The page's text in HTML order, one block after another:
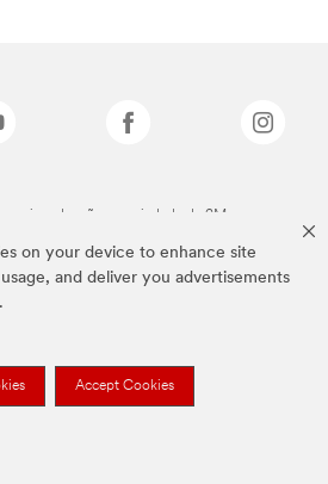
on your device to enhance site
and deliver you advertisements
Accept Cookies
são propriedade da 3M.